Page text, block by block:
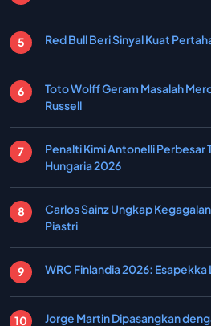
Red Bull Beri Sinyal Kuat
Toto Wolff Geram Masalah
Russell
Penalti Kimi Antonelli Perbesar
Hungaria 2026
Carlos Sainz Ungkap
Piastri
WRC Finlandia 2026:
Jorge Martin Dipasangkan